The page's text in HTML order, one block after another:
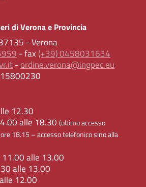
di Verona e Provincia
- Verona
- fax (+39) 0458031634
-ordine.verona@ingpec.eu
12.30
alle 18.30 (ultimo accesso
18.15 – accesso telefonico sino alla
alle 13.00
alle 13.00
12.00